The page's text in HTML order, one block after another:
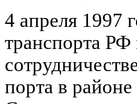
4 апреля 1997
транспорта РФ
порта в